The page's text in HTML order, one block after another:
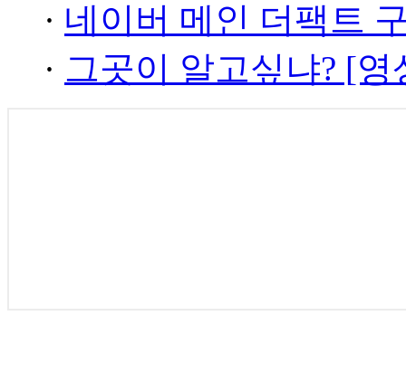
· 네이버 메인 더팩트
· 그곳이 알고싶냐? [